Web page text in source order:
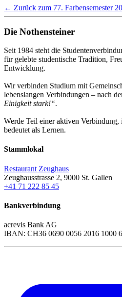
← Zurück zum 77. Farbensemester
Die Nothensteiner
Seit 1984 steht die
für gelebte studentische Tradition,
Entwicklung.
Wir verbinden Studium mit
lebenslangen Verbindungen – nach
Einigkeit stark!“.
Werde Teil einer aktiven Verbindung,
bedeutet als Lernen.
Stammlokal
Restaurant Zeughaus
Zeughausstrasse 2, 9000 St. Gallen
+41 71 222 85 45
Bankverbindung
acrevis Bank AG
IBAN: CH36 0690 0056 2016 1000 6